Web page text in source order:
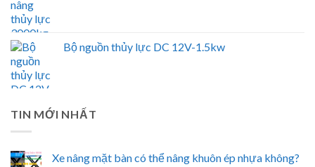
Bộ nguồn thủy lực DC 12V-1.5kw
TIN MỚI NHẤT
Xe nâng mặt bàn có thể nâng khuôn ép nhựa không?